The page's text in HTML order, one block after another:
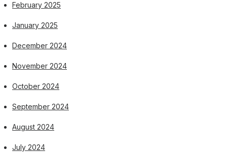
February 2025
January 2025
December 2024
November 2024
October 2024
September 2024
August 2024
July 2024